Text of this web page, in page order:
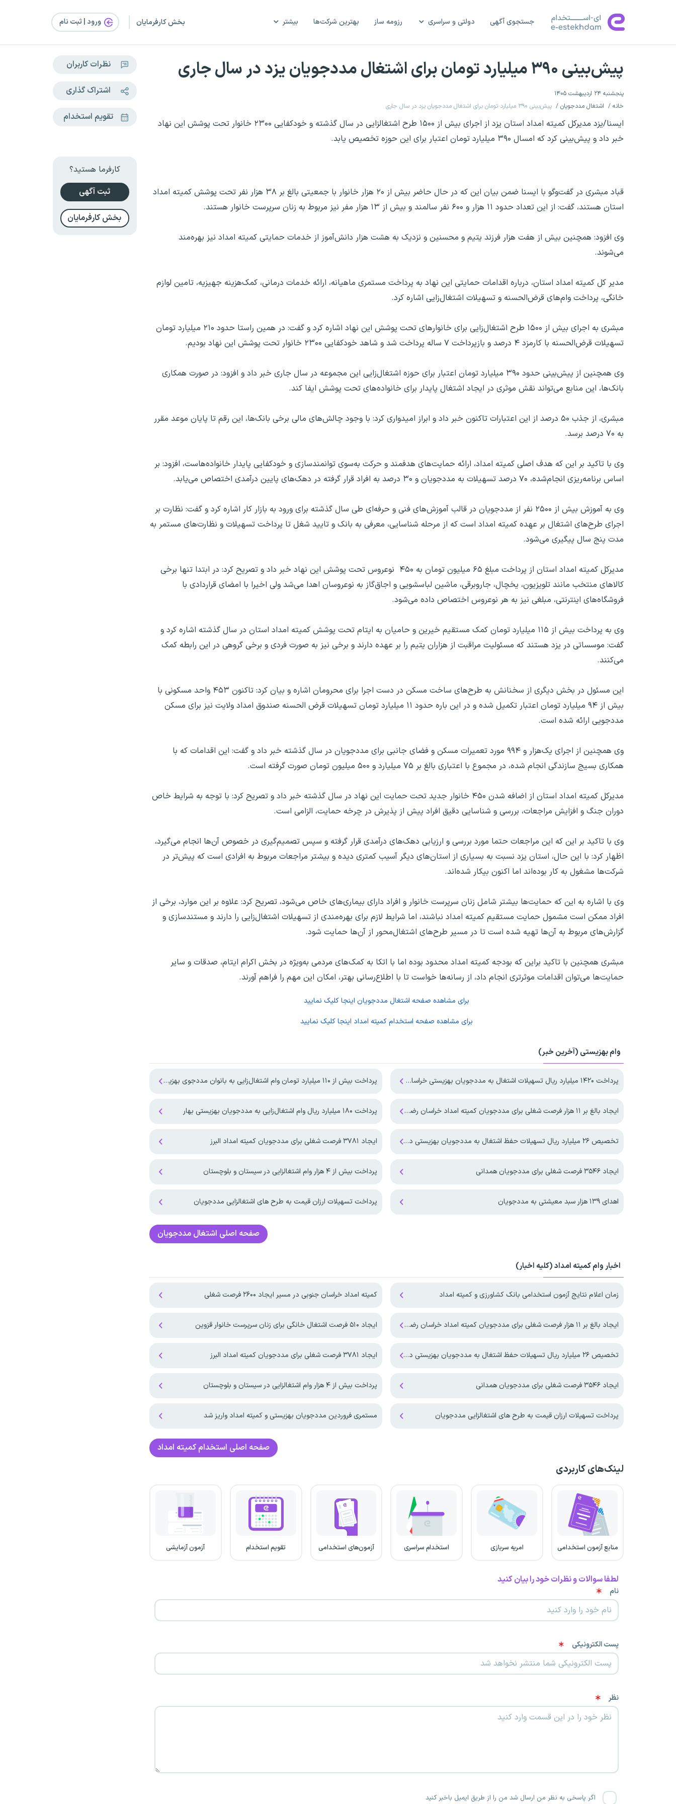
جستجوی آگهی دولتی و سراسری رزومه ساز بهترین شرکت‌ها بیشتر بخش کارفرمایان ورود | ثبت‌ نام
پیش‌بینی ۳۹۰ میلیارد تومان برای اشتغال مددجویان یزد در سال جاری
پنجشنبه ۲۴ اردیبهشت ۱۴۰۵
خانه
اشتغال مددجویان پیش‌بینی ۳۹۰ میلیارد تومان برای اشتغال مددجویان یزد در سال جاری
ایسنا/یزد مدیرکل کمیته امداد استان یزد از اجرای بیش از ۱۵۰۰ طرح اشتغالزایی در سال گذشته و خودکفایی ۲۳۰۰ خانوار تحت پوشش این نهاد
خبر داد و پیش‌بینی کرد که امسال ۳۹۰ میلیارد تومان اعتبار برای این حوزه تخصیص یابد.
قباد مبشری در گفت‌وگو با ایسنا ضمن بیان این که در حال حاضر بیش از ۲۰ هزار خانوار با جمعیتی بالغ بر ۳۸ هزار نفر تحت پوشش کمیته امداد
استان هستند، گفت: از این تعداد حدود ۱۱ هزار و ۶۰۰ نفر سالمند و بیش از ۱۳ هزار مفر نیز مربوط به زنان سرپرست خانوار هستند.
وی افزود: همچنین بیش از هفت هزار فرزند یتیم و محسنین و نزدیک به هشت هزار دانش‌آموز از خدمات حمایتی کمیته امداد نیز بهره‌مند
می‌شوند.
مدیر کل کمیته امداد استان، درباره اقدامات حمایتی این نهاد به پرداخت مستمری ماهیانه، ارائه خدمات درمانی، کمک‌هزینه جهیزیه، تامین لوازم
خانگی، پرداخت وام‌های قرض‌الحسنه و تسهیلات اشتغال‌زایی اشاره کرد.
مبشری به اجرای بیش از ۱۵۰۰ طرح اشتغال‌زایی برای خانوارهای تحت پوشش این نهاد اشاره کرد و گفت: در همین راستا حدود ۲۱۰ میلیارد تومان
تسهیلات قرض‌الحسنه با کارمزد ۴ درصد و بازپرداخت ۷ ساله پرداخت شد و شاهد خودکفایی ۲۳۰۰ خانوار تحت پوشش این نهاد بودیم.
وی همچنین از پیش‌بینی حدود ۳۹۰ میلیارد تومان اعتبار برای حوزه اشتغال‌زایی این مجموعه در سال جاری خبر داد و افزود: در صورت همکاری
بانک‌ها، این منابع می‌تواند نقش موثری در ایجاد اشتغال پایدار برای خانواده‌های تحت پوشش ایفا کند.
مبشری، از جذب ۵۰ درصد از این اعتبارات تاکنون خبر داد و ابراز امیدواری کرد: با وجود چالش‌های مالی برخی بانک‌ها، این رقم تا پایان موعد مقرر
به ۷۰ درصد برسد.
وی با تاکید بر این که هدف اصلی کمیته امداد، ارائه حمایت‌های هدفمند و حرکت به‌سوی توانمندسازی و خودکفایی پایدار خانواده‌هاست، افزود: بر
اساس برنامه‌ریزی انجام‌شده، ۷۰ درصد تسهیلات به مددجویان و ۳۰ درصد به افراد قرار گرفته در دهک‌های پایین درآمدی اختصاص می‌یابد.
وی به آموزش بیش از ۲۵۰۰ نفر از مددجویان در قالب آموزش‌های فنی‌ و حرفه‌ای طی سال گذشته برای ورود به بازار کار اشاره کرد و گفت: نظارت‌ بر
اجرای طرح‌های اشتغال بر عهده کمیته امداد است که از مرحله شناسایی، معرفی به بانک و تایید شغل تا پرداخت تسهیلات و نظارت‌های مستمر به
مدت پنج سال پیگیری می‌شود.
مدیرکل کمیته امداد استان از پرداخت مبلغ ۶۵ میلیون تومان به ۴۵۰ نوعروس تحت پوشش این نهاد خبر داد و تصریح کرد: در ابتدا تنها برخی
کالاهای منتخب مانند تلویزیون، یخچال، جاروبرقی، ماشین لباسشویی و اجاق‌گاز به نوعروسان اهدا می‌شد ولی اخیرا با امضای قراردادی با
فروشگاه‌های اینترنتی، مبلغی نیز به هر نوعروس اختصاص داده می‌شود.
وی به پرداخت بیش از ۱۱۵ میلیارد تومان کمک‌ مستقیم خیرین و حامیان به ایتام تحت پوشش کمیته امداد استان در سال گذشته اشاره کرد و
گفت: موسساتی در یزد هستند که مسئولیت مراقبت از هزاران یتیم را بر عهده دارند و برخی نیز به صورت فردی و برخی گروهی در این رابطه کمک
می‌کنند.
این مسئول در بخش دیگری از سخنانش به طرح‌های ساخت مسکن در دست اجرا برای محرومان اشاره و بیان کرد: تاکنون ۴۵۳ واحد مسکونی با
بیش از ۹۴ میلیارد تومان اعتبار تکمیل شده و در این باره حدود ۱۱ میلیارد تومان تسهیلات قرض الحسنه صندوق امداد ولایت نیز برای مسکن
مددجویی ارائه شده است.
وی همچنین از اجرای یک‌هزار و ۹۹۴ مورد تعمیرات مسکن و فضای جانبی برای مددجویان در سال گذشته خبر داد و گفت: این اقدامات که با
همکاری بسیج سازندگی انجام شده، در مجموع با اعتباری بالغ بر ۷۵ میلیارد و ۵۰۰ میلیون تومان صورت گرفته است.
مدیرکل کمیته امداد استان از اضافه شدن ۴۵۰ خانوار جدید تحت حمایت این نهاد در سال گذشته خبر داد و تصریح کرد: با توجه به شرایط خاص
دوران جنگ و افزایش مراجعات، بررسی و شناسایی دقیق افراد پیش از پذیرش در چرخه حمایت، الزامی است.
وی با تاکید بر این که این مراجعات حتما مورد بررسی‌ و ارزیابی دهک‌های درآمدی قرار گرفته و سپس تصمیم‌گیری در خصوص آن‌ها انجام می‌گیرد،
اظهار کرد: با این حال، استان یزد نسبت به بسیاری از استان‌های دیگر آسیب کمتری دیده و بیشتر مراجعات مربوط به افرادی است که پیش‌تر در
شرکت‌ها مشغول به کار بوده‌اند اما اکنون بیکار شده‌اند.
وی با اشاره به این که حمایت‌ها بیشتر شامل زنان سرپرست خانوار و افراد دارای بیماری‌های خاص می‌شود، تصریح کرد: علاوه بر این موارد، برخی از
افراد ممکن است مشمول حمایت مستقیم کمیته امداد نباشند، اما شرایط لازم برای بهره‌مندی از تسهیلات اشتغال‌زایی را دارند و مستندسازی و
گزارش‌های مربوط به آن‌ها تهیه شده است تا در مسیر طرح‌های اشتغال‌محور از آن‌ها حمایت شود.
مبشری همچنین با تاکید براین که بودجه کمیته امداد محدود بوده اما با اتکا به کمک‌های مردمی به‌ویژه در بخش اکرام ایتام، صدقات و سایر
حمایت‌ها می‌توان اقدامات موثرتری انجام داد، از رسانه‌ها خواست تا با اطلاع‌رسانی بهتر، امکان این مهم را فراهم آورند.
برای مشاهده صفحه اشتغال مددجویان اینجا کلیک نمایید
برای مشاهده صفحه استخدام کمیته امداد اینجا کلیک نمایید
وام بهزیستی (آخرین خبر)
پرداخت ۱۴۲۰ میلیارد ریال تسهیلات اشتغال به مددجویان بهزیستی خراسان‌شمالی پرداخت بیش از ۱۱۰ میلیارد تومان وام اشتغال‌زایی به بانوان مددجوی بهزیستی همدان
ایجاد بالغ بر ۱۱ هزار فرصت شغلی برای مددجویان کمیته امداد خراسان رضوی پرداخت ۱۸۰ میلیارد ریال وام اشتغال‌زایی به مددجویان بهزیستی بهار
تخصیص ۲۶ میلیارد ریال تسهیلات حفظ اشتغال به مددجویان بهزیستی در یزد ایجاد ۳۷۸۱ فرصت شغلی برای مددجویان کمیته امداد البرز
ایجاد ۳۵۴۶ فرصت شغلی برای مددجویان همدانی پرداخت بیش‌ از ۴ هزار وام اشتغالزایی در سیستان و بلوچستان
اهدای ۱۳۹ هزار سبد معیشتی به مددجویان پرداخت تسهیلات ارزان قیمت به طرح های اشتغالزایی مددجویان
صفحه اصلی اشتغال مددجویان
اخبار وام کمیته امداد (کلیه اخبار)
زمان اعلام نتایج آزمون استخدامی بانک کشاورزی و کمیته امداد کمیته امداد خراسان جنوبی در مسیر ایجاد ۲۶۰۰ فرصت شغلی
ایجاد بالغ بر ۱۱ هزار فرصت شغلی برای مددجویان کمیته امداد خراسان رضوی ایجاد ۵۱۰ فرصت اشتغال خانگی برای زنان سرپرست خانوار قزوین
تخصیص ۲۶ میلیارد ریال تسهیلات حفظ اشتغال به مددجویان بهزیستی در یزد ایجاد ۳۷۸۱ فرصت شغلی برای مددجویان کمیته امداد البرز
ایجاد ۳۵۴۶ فرصت شغلی برای مددجویان همدانی پرداخت بیش‌ از ۴ هزار وام اشتغالزایی در سیستان و بلوچستان
پرداخت تسهیلات ارزان قیمت به طرح های اشتغالزایی مددجویان مستمری فروردین مددجویان بهزیستی و کمیته امداد واریز شد ‌
صفحه اصلی استخدام کمیته امداد
لینک‌های کاربردی
منابع آزمون استخدامی امریه سربازی استخدام سراسری آزمون‌های استخدامی تقویم استخدام آزمون آزمایشی
لطفا سوالات و نظرات خود را بیان کنید
نام
پست الکترونیکی
نظر
اگر پاسخی به نظر من ارسال شد من را از طریق ایمیل باخبر کنید
نظرات کاربران
اشتراک گذاری
تقویم استخدام
کارفرما هستید؟
ثبت آگهی
بخش کارفرمایان